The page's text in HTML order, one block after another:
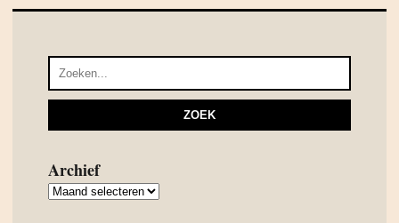
Archief
Archief